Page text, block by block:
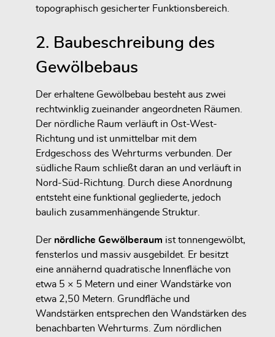
topographisch gesicherter Funktionsbereich.
2. Baubeschreibung des
Gewölbebaus
Der erhaltene Gewölbebau besteht aus zwei
rechtwinklig zueinander angeordneten Räumen.
Der nördliche Raum verläuft in Ost-West-
Richtung und ist unmittelbar mit dem
Erdgeschoss des Wehrturms verbunden. Der
südliche Raum schließt daran an und verläuft in
Nord-Süd-Richtung. Durch diese Anordnung
entsteht eine funktional gegliederte, jedoch
baulich zusammenhängende Struktur.
Der nördliche Gewölberaum ist tonnengewölbt,
fensterlos und massiv ausgebildet. Er besitzt
eine annähernd quadratische Innenfläche von
etwa 5 × 5 Metern und einer Wandstärke von
etwa 2,50 Metern. Grundfläche und
Wandstärken entsprechen den Wandstärken des
benachbarten Wehrturms. Zum nördlichen